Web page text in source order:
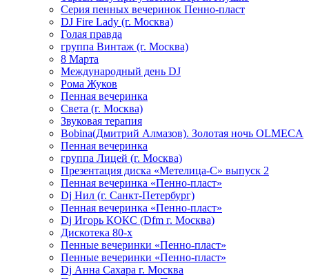
Серия пенных вечеринок Пенно-пласт
DJ Fire Lady (г. Москва)
Голая правда
группа Винтаж (г. Москва)
8 Марта
Международный день DJ
Рома Жуков
Пенная вечеринка
Света (г. Москва)
Звуковая терапия
Bobina(Дмитрий Алмазов). Золотая ночь OLMECA
Пенная вечеринка
группа Лицей (г. Москва)
Презентация диска «Метелица-С» выпуск 2
Пенная вечеринка «Пенно-пласт»
Dj Нил (г. Санкт-Петербург)
Пенная вечеринка «Пенно-пласт»
Dj Игорь КОКС (Dfm г. Москва)
Дискотека 80-х
Пенные вечеринки «Пенно-пласт»
Пенные вечеринки «Пенно-пласт»
Dj Анна Сахара г. Москва